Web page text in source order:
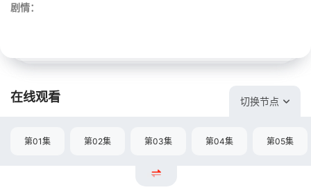
剧情：
在线观看 切换节点
第01集 第02集 第03集 第04集 第05集